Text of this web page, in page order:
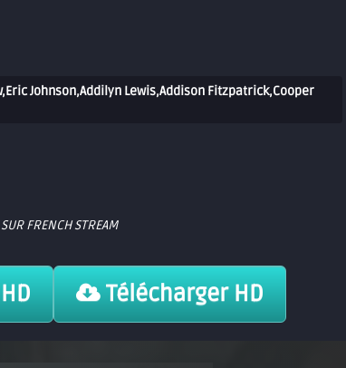
Johnson,Addilyn Lewis,Addison Fitzpatrick,Cooper
FRENCH STREAM
Télécharger HD